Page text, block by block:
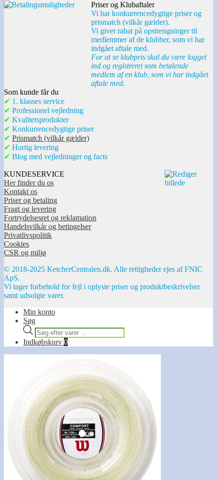
Priser og Klubaftaler
Vi har konkurrencedygtige priser og
prismatch (vilkår gælder).
Vi giver rabat på opstrengninger til
medlemmer af de klubber, som vi har
indgået aftale med.
For at se klubpris skal du være logget
ind og registreret som betalende
medlem af en klub, som vi har indgået
aftale med.
Som kunde får du
✔ 1. klasses service
✔ Professionel vejledning
✔ Kvalitetsprodukter
✔ Konkurrencedygtige priser
✔ Prismatch (vilkår gælder)
✔ Hurtig levering
✔ Blog med vejledninger og facts
KUNDESERVICE
Her finder du os
Kontakt os
Priser og betaling
Fragt og levering
Fortrydelsesret og reklamation
Handelsvilkår og betingelser
Privatlivspolitik
Cookies
CSR og miljø
© 2018-2025 KetcherCentralen.dk. Alle rettigheder ejes af FNIC
ApS.
Vi tager forbehold for fejl i oplyste priser og produktbeskrivelser
samt udsolgte varer.
Min konto
Søg
Products
search
Indkøbskurv 0